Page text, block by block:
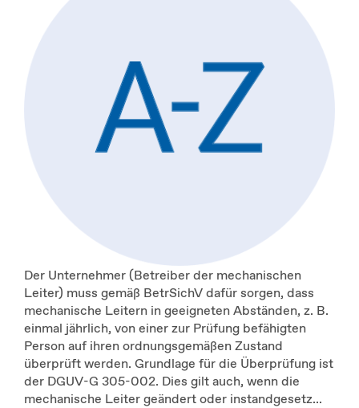
Der Unternehmer (Betreiber der mechanischen
Leiter) muss gemäß BetrSichV dafür sorgen, dass
mechanische Leitern in geeigneten Abständen, z. B.
einmal jährlich, von einer zur Prüfung befähigten
Person auf ihren ordnungsgemäßen Zustand
überprüft werden. Grundlage für die Überprüfung ist
der DGUV-G 305-002. Dies gilt auch, wenn die
mechanische Leiter geändert oder instandgesetz...